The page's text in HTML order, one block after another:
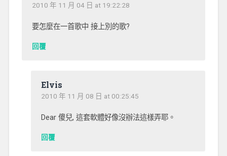
2010 年 11 月 04 日 at 19:22:28
要怎麼在一首歌中 接上別的歌?
回覆
Elvis
2010 年 11 月 08 日 at 00:25:45
Dear 傻兒, 這套軟體好像沒辦法這樣弄耶。
回覆